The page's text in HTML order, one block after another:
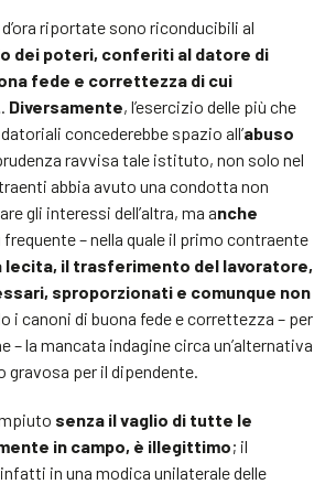
riportate sono riconducibili al
dei poteri, conferiti al datore di
fede e correttezza di cui
. Diversamente, l’esercizio delle più che
concederebbe spazio all’abuso
ravvisa tale istituto, non solo nel
abbia avuto una condotta non
gli interessi dell’altra, ma anche
frequente – nella quale il primo contraente
lecita, il trasferimento del lavoratore,
sproporzionati e comunque non
i canoni di buona fede e correttezza – per
– la mancata indagine circa un’alternativa
per il dipendente.
senza il vaglio di tutte le
in campo, è illegittimo; il
in una modica unilaterale delle